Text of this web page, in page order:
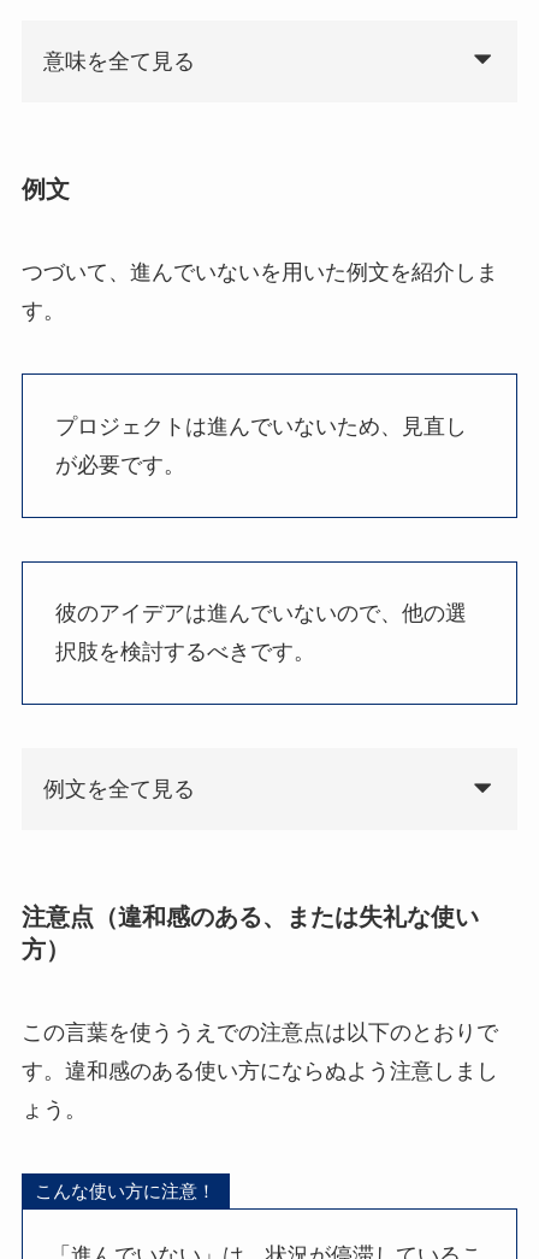
意味を全て見る
例文
つづいて、進んでいないを用いた例文を紹介しま
す。
プロジェクトは進んでいないため、見直し
が必要です。
彼のアイデアは進んでいないので、他の選
択肢を検討するべきです。
例文を全て見る
注意点（違和感のある、または失礼な使い
方）
この言葉を使ううえでの注意点は以下のとおりで
す。違和感のある使い方にならぬよう注意しまし
ょう。
こんな使い方に注意！